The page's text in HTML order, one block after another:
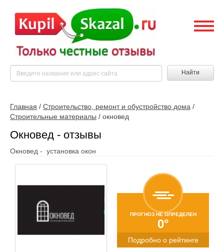
Найти
Главная / Строительство, ремонт и обустройство дома /
Строительные материалы / окновед
Окновед - отзывы
Окновед - установка окон
ПРОГНОЗ НЕ ОПРЕДЕЛЕН
0°
Подробно о рейтинге